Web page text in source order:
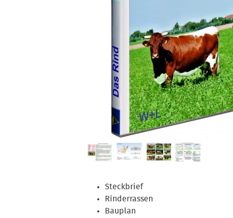
Steckbrief
Rinderrassen
Bauplan